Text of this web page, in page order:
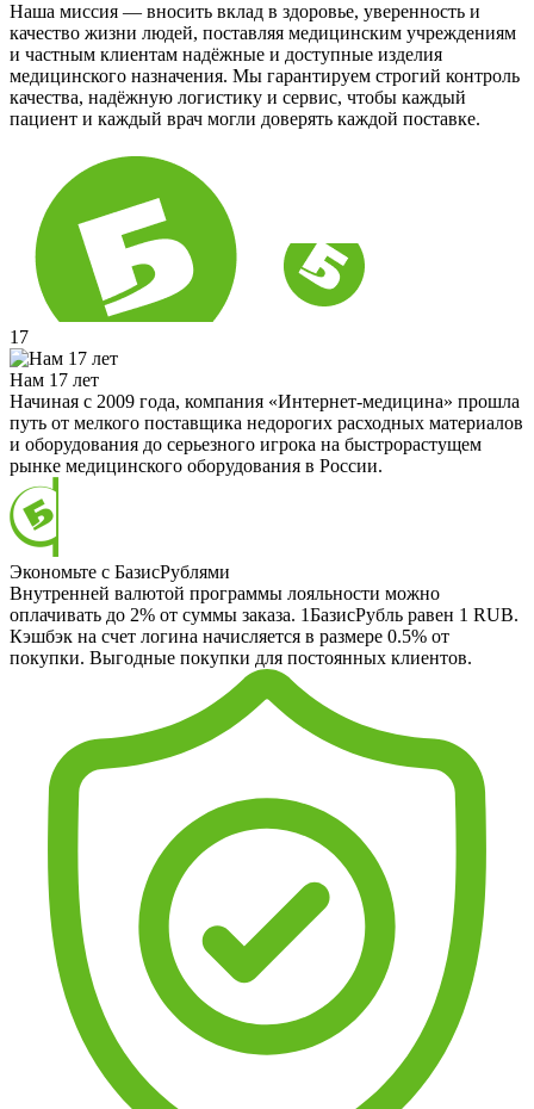
Наша миссия — вносить вклад в здоровье, уверенность и
качество жизни людей, поставляя медицинским учреждениям
и частным клиентам надёжные и доступные изделия
медицинского назначения. Мы гарантируем строгий контроль
качества, надёжную логистику и сервис, чтобы каждый
пациент и каждый врач могли доверять каждой поставке.
17
Нам 17 лет
Начиная с 2009 года, компания «Интернет-медицина» прошла
путь от мелкого поставщика недорогих расходных материалов
и оборудования до серьезного игрока на быстрорастущем
рынке медицинского оборудования в России.
Экономьте с БазисРублями
Внутренней валютой программы лояльности можно
оплачивать до 2% от суммы заказа. 1БазисРубль равен 1 RUB.
Кэшбэк на счет логина начисляется в размере 0.5% от
покупки. Выгодные покупки для постоянных клиентов.